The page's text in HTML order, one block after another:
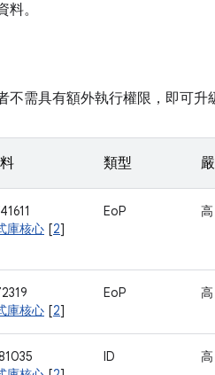
。
需具有額外執行權限，即可升
類型
庫核心 [2]
EoP 高
庫核心 [2]
EoP 高
ID 高